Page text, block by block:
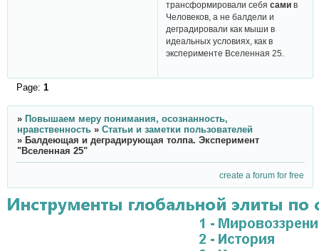
трансформировали себясами в
Человеков, а не балдели и
деградировали как мыши в
идеальных условиях, как в
эксперименте Вселенная 25.
Page: 1
» Повышаем меру понимания, осознанность,
нравственность » Статьи и заметки пользователей
» Балдеющая и деградирующая толпа. Эксперимент
"Вселенная 25"
create a forum for free